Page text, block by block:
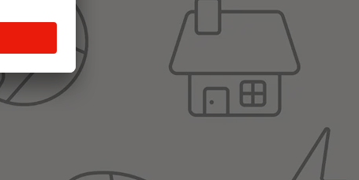
problémy serverům, síťovým diskům a IT infrastruktuře. Rovněž
V s vysokou účinností. Regulátor je rychlý, dokáže měřit a
nestandardním chování či výpadku napětí jedné fáze provede